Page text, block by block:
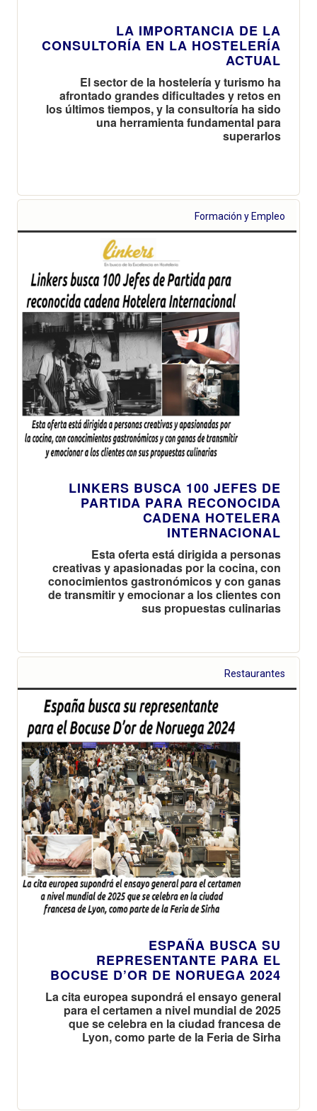
LA IMPORTANCIA DE LA
CONSULTORÍA EN LA HOSTELERÍA
ACTUAL
El sector de la hostelería y turismo ha
afrontado grandes dificultades y retos en
los últimos tiempos, y la consultoría ha sido
una herramienta fundamental para
superarlos
Formación y Empleo
LINKERS BUSCA 100 JEFES DE
PARTIDA PARA RECONOCIDA
CADENA HOTELERA
INTERNACIONAL
Esta oferta está dirigida a personas
creativas y apasionadas por la cocina, con
conocimientos gastronómicos y con ganas
de transmitir y emocionar a los clientes con
sus propuestas culinarias
Restaurantes
ESPAÑA BUSCA SU
REPRESENTANTE PARA EL
BOCUSE D’OR DE NORUEGA 2024
La cita europea supondrá el ensayo general
para el certamen a nivel mundial de 2025
que se celebra en la ciudad francesa de
Lyon, como parte de la Feria de Sirha